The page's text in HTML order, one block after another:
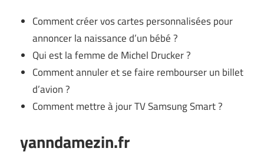
Comment créer vos cartes personnalisées pour
annoncer la naissance d’un bébé ?
Qui est la femme de Michel Drucker ?
Comment annuler et se faire rembourser un billet
d’avion ?
Comment mettre à jour TV Samsung Smart ?
yanndamezin.fr